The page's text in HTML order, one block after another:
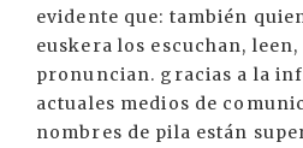
evidente que: también
euskera los escuchan,
pronuncian. gracias a la
actuales medios de
nombres de pila están